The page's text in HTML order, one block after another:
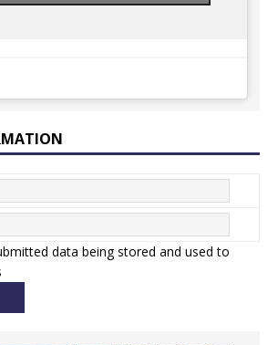
data being stored and used to